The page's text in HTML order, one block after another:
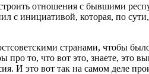
строить отношения с бывшими
с инициативой, которая, по
странами, чтобы
то, что вот это, знаете, это
И это вот так на самом деле